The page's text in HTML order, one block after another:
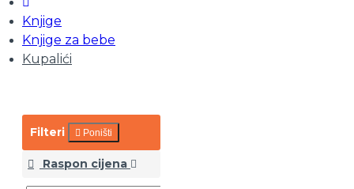
Knjige
Knjige za bebe
Kupalići
Filteri Poništi
Raspon cijena